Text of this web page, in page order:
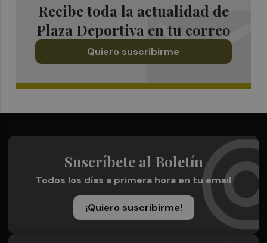
Recibe toda la actualidad de
Plaza Deportiva en tu correo
Quiero suscribirme
Suscríbete al Boletín
Todos los días a primera hora en tu email
¡Quiero suscribirme!